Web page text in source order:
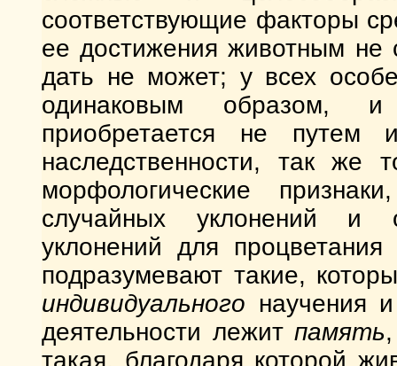
соответствующие факторы
ее достижения животным не
дать не может; у всех
одинаковым образом, и
приобретается не путем
наследственности, так же
морфологические
случайных уклонений и
уклонений для
подразумевают такие,
индивидуального научения
деятельности лежитпамять
такая, благодаря которой